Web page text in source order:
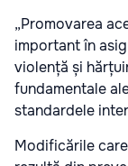
„Promovarea
important în
violență și
fundamentale
standardele
Modificările